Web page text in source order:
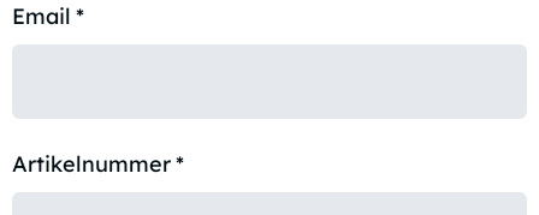
Email *
Artikelnummer*